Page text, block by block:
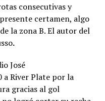
consecutivas y
certamen, algo
la zona B. El autor del
.
José
a River Plate por la
gracias al gol